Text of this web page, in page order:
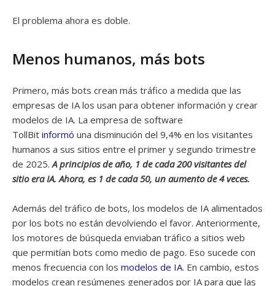
El problema ahora es doble.
Menos humanos, más bots
Primero, más bots crean más tráfico a medida que las
empresas de IA los usan para obtener información y crear
modelos de IA. La empresa de software
TollBit informó una disminución del 9,4% en los visitantes
humanos a sus sitios entre el primer y segundo trimestre
de 2025.A principios de año, 1 de cada 200 visitantes del
sitio era IA. Ahora, es 1 de cada 50, un aumento de 4 veces.
Además del tráfico de bots, los modelos de IA alimentados
por los bots no están devolviendo el favor. Anteriormente,
los motores de búsqueda enviaban tráfico a sitios web
que permitían bots como medio de pago. Eso sucede con
menos frecuencia con los modelos de IA. En cambio, estos
modelos crean resúmenes generados por IA para que las